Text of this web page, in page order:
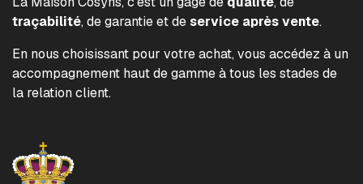
traçabilité, de garantie et deservice après vente.
En nous choisissant pour votre achat, vous accédez à un
accompagnement haut de gamme à tous les stades de
la relation client.